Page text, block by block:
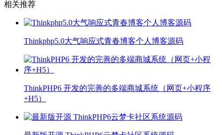
相关推荐
Thinkphp5.0大气响应式青春博客个人博客源码
ThinkPHP6 开发的完善的多端商城系统（网页+小程序
+H5）